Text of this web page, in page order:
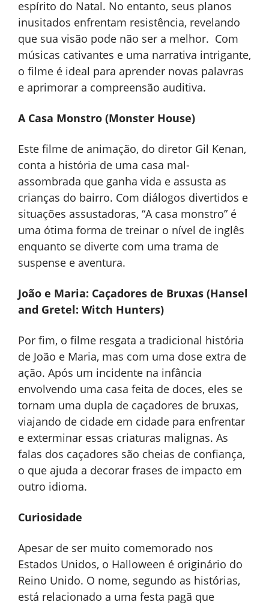
espírito do Natal. No entanto, seus planos
inusitados enfrentam resistência, revelando
que sua visão pode não ser a melhor. Com
músicas cativantes e uma narrativa intrigante,
o filme é ideal para aprender novas palavras
e aprimorar a compreensão auditiva.
A Casa Monstro (Monster House)
Este filme de animação, do diretor Gil Kenan,
conta a história de uma casa mal-
assombrada que ganha vida e assusta as
crianças do bairro. Com diálogos divertidos e
situações assustadoras, “A casa monstro” é
uma ótima forma de treinar o nível de inglês
enquanto se diverte com uma trama de
suspense e aventura.
João e Maria: Caçadores de Bruxas (Hansel
and Gretel: Witch Hunters)
Por fim, o filme resgata a tradicional história
de João e Maria, mas com uma dose extra de
ação. Após um incidente na infância
envolvendo uma casa feita de doces, eles se
tornam uma dupla de caçadores de bruxas,
viajando de cidade em cidade para enfrentar
e exterminar essas criaturas malignas. As
falas dos caçadores são cheias de confiança,
o que ajuda a decorar frases de impacto em
outro idioma.
Curiosidade
Apesar de ser muito comemorado nos
Estados Unidos, o Halloween é originário do
Reino Unido. O nome, segundo as histórias,
está relacionado a uma festa pagã que